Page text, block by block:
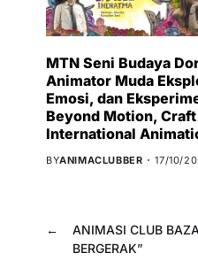
MTN Seni Budaya
Animator Muda
Emosi, dan
Beyond Motion, Craft
International
BYANIMACLUBBER 17/10/
←
ANIMASI CLUB
BERGERAK”